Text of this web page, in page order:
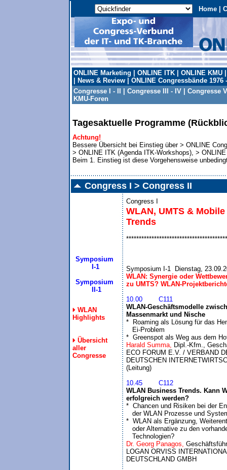
Home
ONLINE Marketing ONLINE ITK ONLINE KMU
News & Review
ONLINE Congressbände 1976
Congresse I - II
Congresse III - IV
Congresse
KMU-Foren
Tagesaktuelle Programme
Achtung!
Bessere Übersicht bei Einstieg über > ONLINE
> ONLINE ITK (Agenda ITK-Workshops), >
Beim 1. Einstieg ist diese Vorgehensweise
Congress I > Congress II
Symposium
I-1
Symposium
  II-1
WLAN
Highlights
Übersicht
aller
Congresse
Congress I
WLAN, UMTS & Mobile
Trends
Symposium I-1  Dienstag,
WLAN: Synergie oder
zu UMTS? WLAN-
10.00	C111
WLAN-Geschäftsmodelle
Massenmarkt und Nische
*  Roaming als Lösung für das
   Ei-Problem
*  Greenspot als Weg aus dem
Harald Summa, Dipl.-Kfm.,
ECO FORUM E.V. / VERBAND
DEUTSCHEN
10.45	C112
WLAN Business Trends. Kann
erfolgreich werden?
*  Chancen und Risiken bei der
der WLAN Prozesse und
*  WLAN als Ergänzung,
oder Alternative zu den
   Technologien?
Dr. Georg Panagos,
LOGAN ORVISS